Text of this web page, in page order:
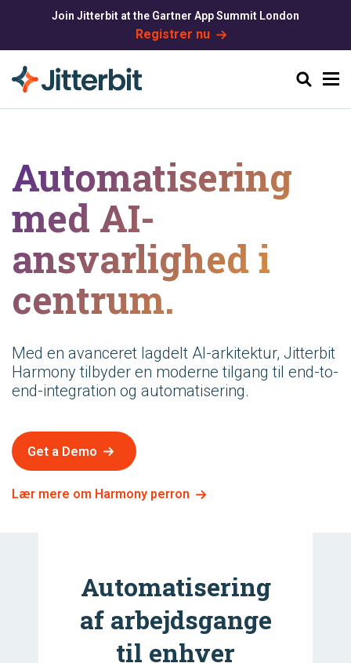
Søg
Join Jitterbit at the Gartner App Summit London
Registrer nu
Automatisering
med AI-
ansvarlighed i
centrum.
Med en avanceret lagdelt AI-arkitektur, Jitterbit
Harmony tilbyder en moderne tilgang til end-to-
end-integration og automatisering.
Get a Demo
Lær mere om Harmony perron
Automatisering
af arbejdsgange
til enhver